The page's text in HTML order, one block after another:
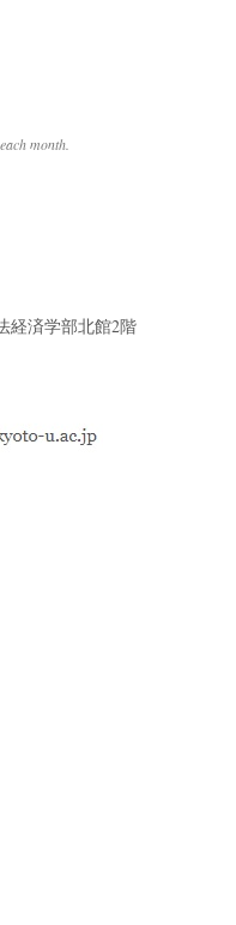
month.
経済学部北館2階